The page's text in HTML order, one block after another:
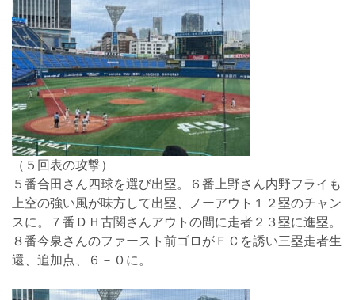
（５回表の攻撃）
５番合田さん四球を選び出塁。６番上野さん内野フライも
上空の強い風が味方して出塁、ノーアウト１２塁のチャン
スに。７番ＤＨ古関さんアウトの間に走者２３塁に進塁。
８番今泉さんのファースト前ゴロがＦＣを誘い三塁走者生
還、追加点、６－０に。